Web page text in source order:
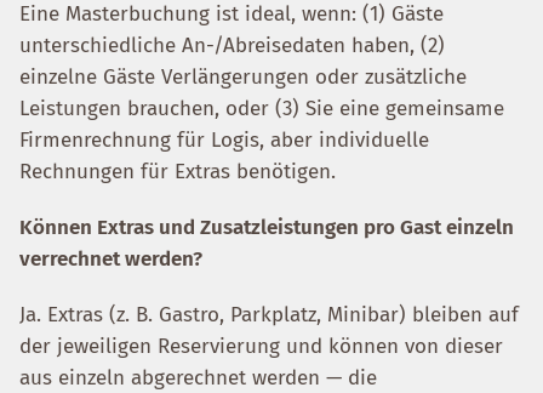
Eine Masterbuchung ist ideal, wenn: (1) Gäste
unterschiedliche An-/Abreisedaten haben, (2)
einzelne Gäste Verlängerungen oder zusätzliche
Leistungen brauchen, oder (3) Sie eine gemeinsame
Firmenrechnung für Logis, aber individuelle
Rechnungen für Extras benötigen.
Können Extras und Zusatzleistungen pro Gast einzeln
verrechnet werden?
Ja. Extras (z. B. Gastro, Parkplatz, Minibar) bleiben auf
der jeweiligen Reservierung und können von dieser
aus einzeln abgerechnet werden — die